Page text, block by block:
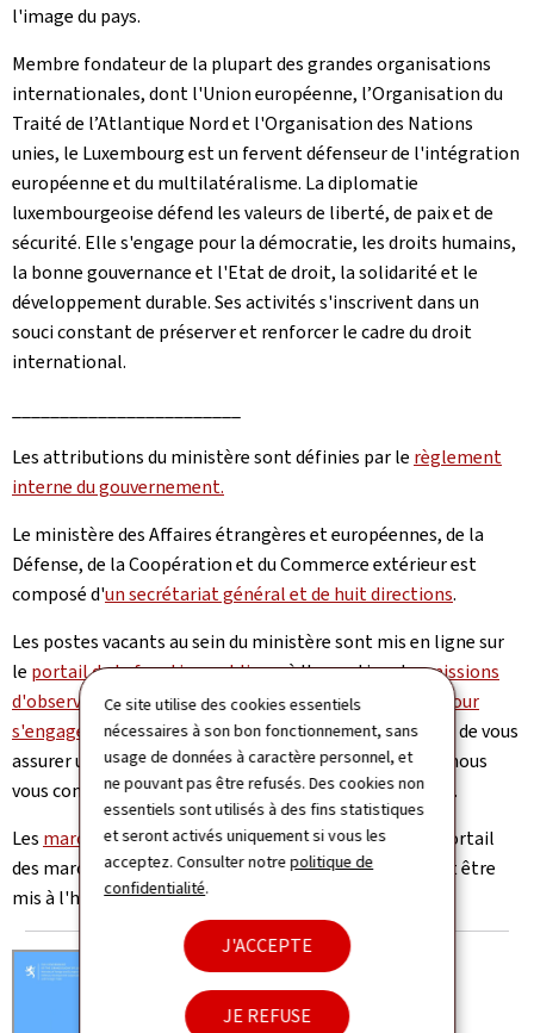
Ce site utilise des cookies essentiels
nécessaires à son bon fonctionnement, sans
usage de données à caractère personnel, et
ne pouvant pas être refusés. Des cookies non
essentiels sont utilisés à des fins statistiques
et seront activés uniquement si vous les
acceptez. Consulter notrepolitique de
confidentialité.
J'ACCEPTE
JE REFUSE
l'image du pays.
Membre fondateur de la plupart des grandes organisations
internationales, dont l'Union européenne, l’Organisation du
Traité de l’Atlantique Nord et l'Organisation des Nations
unies, le Luxembourg est un fervent défenseur de l'intégration
européenne et du multilatéralisme. La diplomatie
luxembourgeoise défend les valeurs de liberté, de paix et de
sécurité. Elle s'engage pour la démocratie, les droits humains,
la bonne gouvernance et l'Etat de droit, la solidarité et le
développement durable. Ses activités s'inscrivent dans un
souci constant de préserver et renforcer le cadre du droit
international.
Les attributions du ministère sont définies par le règlement
interne du gouvernement.
Le ministère des Affaires étrangères et européennes, de la
Défense, de la Coopération et du Commerce extérieur est
composé d'un secrétariat général et de huit directions.
Les postes vacants au sein du ministère sont mis en ligne sur
le portail de la fonction publique, à l'exception desmissions
d'observation électoraleet desappels à candidature pour
s'engager dans la coopération au développement. Afin de vous
assurer une meilleures visibilité de votre candidature, nous
vous conseillons de prendre contact avec notre service.
Les marchés publicsdu ministère sont publiés sur le portail
des marchés publics. Certains marchés publics peuvent être
mis à l'honneur dans notre rubrique dédiée.